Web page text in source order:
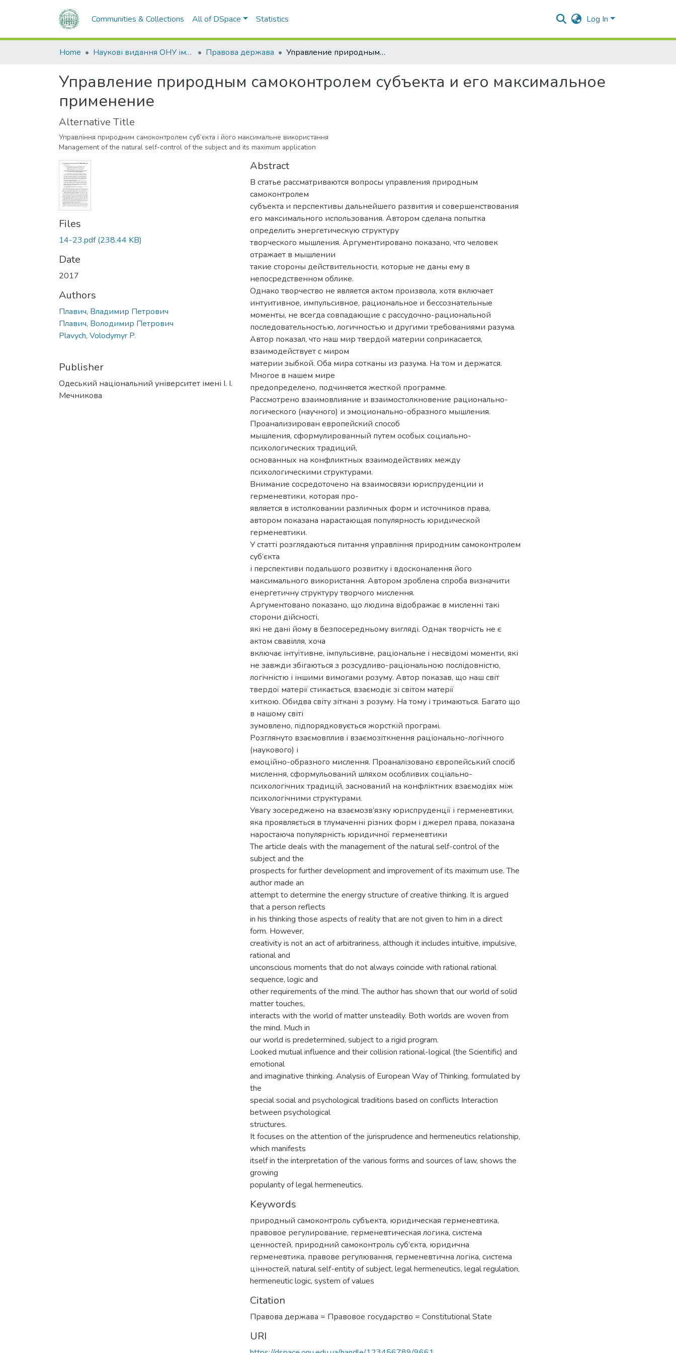
Communities & Collections All of DSpace Statistics Log In
Home Наукові видання ОНУ імені І. І. Мечникова Правова держава Управление природным самоконтролем субъекта и его максимальное применение
Управление природным самоконтролем субъекта и его максимальное
применение
Alternative Title
Управління природним самоконтролем суб’єкта і його максимальне використання
Management of the natural self-control of the subject and its maximum application
Files
14-23.pdf(238.44 KB)
Date
2017
Authors
Плавич, Владимир Петрович
Плавич, Володимир Петрович
Plavych, Volodymyr P.
Publisher
Одеський національний університет імені І. І.
Мечникова
Abstract
В статье рассматриваются вопросы управления природным
самоконтролем
субъекта и перспективы дальнейшего развития и совершенствования
его максимального использования. Автором сделана попытка
определить энергетическую структуру
творческого мышления. Аргументировано показано, что человек
отражает в мышлении
такие стороны действительности, которые не даны ему в
непосредственном облике.
Однако творчество не является актом произвола, хотя включает
интуитивное, импульсивное, рациональное и бессознательные
моменты, не всегда совпадающие с рассудочно-рациональной
последовательностью, логичностью и другими требованиями разума.
Автор показал, что наш мир твердой материи соприкасается,
взаимодействует с миром
материи зыбкой. Оба мира сотканы из разума. На том и держатся.
Многое в нашем мире
предопределено, подчиняется жесткой программе.
Рассмотрено взаимовлияние и взаимостолкновение рационально-
логического (научного) и эмоционально-образного мышления.
Проанализирован европейский способ
мышления, сформулированный путем особых социально-
психологических традиций,
основанных на конфликтных взаимодействиях между
психологическими структурами.
Внимание сосредоточено на взаимосвязи юриспруденции и
герменевтики, которая про-
является в истолковании различных форм и источников права,
автором показана нарастающая популярность юридической
герменевтики.
У статті розглядаються питання управління природним самоконтролем
суб’єкта
і перспективи подальшого розвитку і вдосконалення його
максимального використання. Автором зроблена спроба визначити
енергетичну структуру творчого мислення.
Аргументовано показано, що людина відображає в мисленні такі
сторони дійсності,
які не дані йому в безпосередньому вигляді. Однак творчість не є
актом свавілля, хоча
включає інтуїтивне, імпульсивне, раціональне і несвідомі моменти, які
не завжди збігаються з розсудливо-раціональною послідовністю,
логічністю і іншими вимогами розуму. Автор показав, що наш світ
твердої матерії стикається, взаємодіє зі світом матерії
хиткою. Обидва світу зіткані з розуму. На тому і тримаються. Багато що
в нашому світі
зумовлено, підпорядковується жорсткій програмі.
Розглянуто взаємовплив і взаємозіткнення раціонально-логічного
(наукового) і
емоційно-образного мислення. Проаналізовано європейський спосіб
мислення, сформульований шляхом особливих соціально-
психологічних традицій, заснований на конфліктних взаємодіях між
психологічними структурами.
Увагу зосереджено на взаємозв’язку юриспруденції і герменевтики,
яка проявляється в тлумаченні різних форм і джерел права, показана
наростаюча популярність юридичної герменевтики
The article deals with the management of the natural self-control of the
subject and the
prospects for further development and improvement of its maximum use. The
author made an
attempt to determine the energy structure of creative thinking. It is argued
that a person reflects
in his thinking those aspects of reality that are not given to him in a direct
form. However,
creativity is not an act of arbitrariness, although it includes intuitive, impulsive,
rational and
unconscious moments that do not always coincide with rational rational
sequence, logic and
other requirements of the mind. The author has shown that our world of solid
matter touches,
interacts with the world of matter unsteadily. Both worlds are woven from
the mind. Much in
our world is predetermined, subject to a rigid program.
Looked mutual influence and their collision rational-logical (the Scientific) and
emotional
and imaginative thinking. Analysis of European Way of Thinking, formulated by
the
special social and psychological traditions based on conflicts Interaction
between psychological
structures.
It focuses on the attention of the jurisprudence and hermeneutics relationship,
which manifests
itself in the interpretation of the various forms and sources of law, shows the
growing
popularity of legal hermeneutics.
Keywords
природный самоконтроль субъекта, юридическая герменевтика,
правовое регулирование, герменевтическая логика, система
ценностей, природний самоконтроль суб’єкта, юридична
герменевтика, правове регулювання, герменевтична логіка, система
цінностей, natural self-entity of subject, legal hermeneutics, legal regulation,
hermeneutic logic, system of values
Citation
Правова держава = Правовое государство = Сonstitutional State
URI